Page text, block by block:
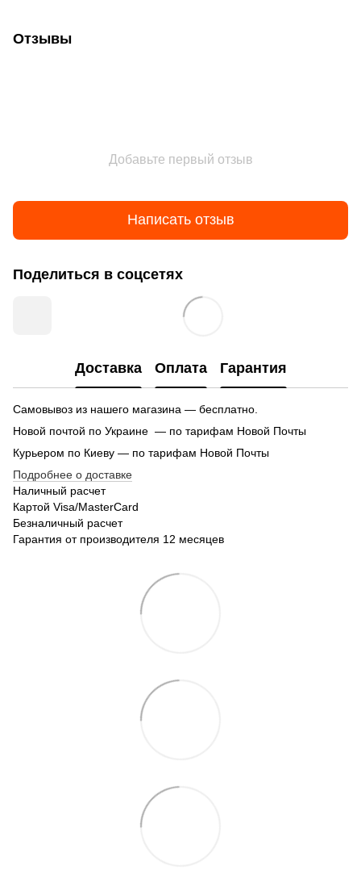
Отзывы
Добавьте первый отзыв
Написать отзыв
Поделиться в соцсетях
Доставка Оплата Гарантия
Самовывоз из нашего магазина — бесплатно.
Новой почтой по Украине — по тарифам Новой Почты
Курьером по Киеву — по тарифам Новой Почты
Подробнее о доставке
Наличный расчет
Картой Visa/MasterCard
Безналичный расчет
Гарантия от производителя 12 месяцев